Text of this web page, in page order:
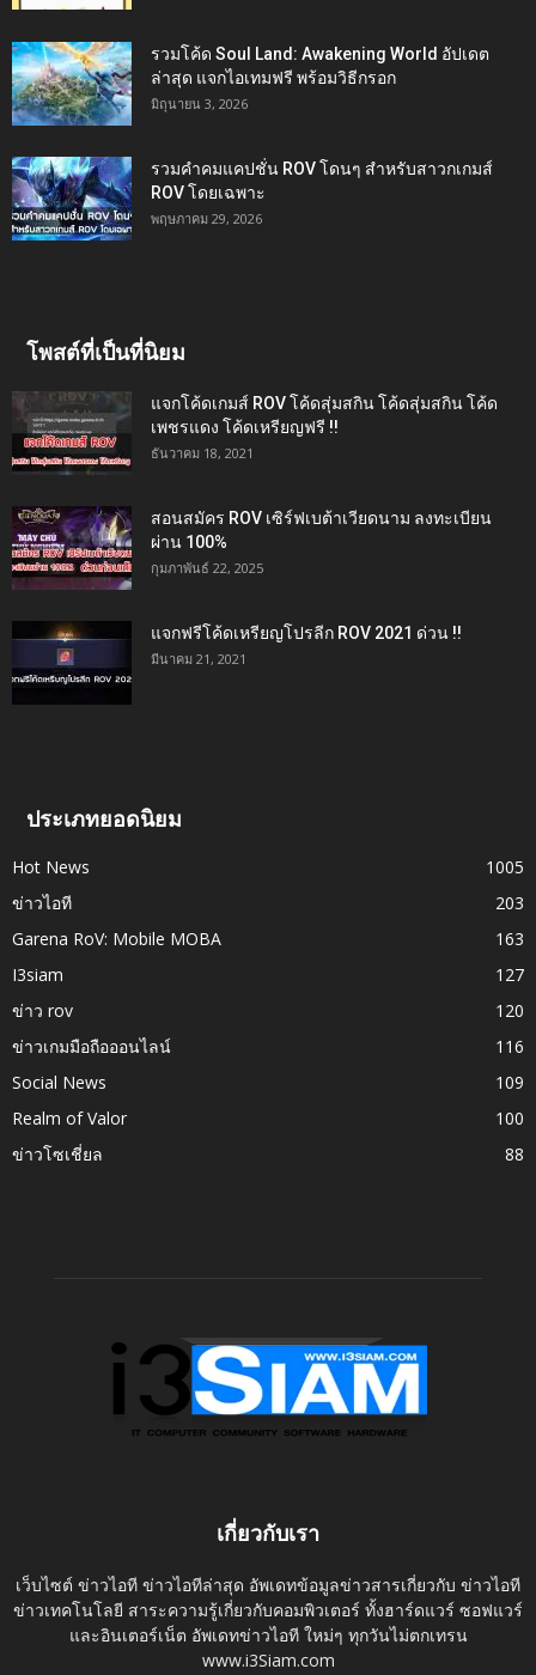
รวมโค้ด Soul Land: Awakening World อัปเดต
ล่าสุด แจกไอเทมฟรี พร้อมวิธีกรอก
มิถุนายน 3, 2026
รวมคำคมแคปชั่น ROV โดนๆ สำหรับสาวกเกมส์
ROV โดยเฉพาะ
พฤษภาคม 29, 2026
โพสต์ที่เป็นที่นิยม
แจกโค้ดเกมส์ ROV โค้ดสุ่มสกิน โค้ดสุ่มสกิน โค้ด
เพชรแดง โค้ดเหรียญฟรี !!
ธันวาคม 18, 2021
สอนสมัคร ROV เซิร์ฟเบต้าเวียดนาม ลงทะเบียน
ผ่าน 100%
กุมภาพันธ์ 22, 2025
แจกฟรีโค้ดเหรียญโปรลีก ROV 2021 ด่วน !!
มีนาคม 21, 2021
ประเภทยอดนิยม
Hot News
1005
ข่าวไอที
203
Garena RoV: Mobile MOBA
163
I3siam
127
ข่าว rov
120
ข่าวเกมมือถือออนไลน์
116
Social News
109
Realm of Valor
100
ข่าวโซเชี่ยล
88
เกี่ยวกับเรา
เว็บไซต์ ข่าวไอที ข่าวไอทีล่าสุด อัพเดทข้อมูลข่าวสารเกี่ยวกับ ข่าวไอที
ข่าวเทคโนโลยี สาระความรู้เกี่ยวกับคอมพิวเตอร์ ทั้งฮาร์ดแวร์ ซอฟแวร์
และอินเตอร์เน็ต อัพเดทข่าวไอที ใหม่ๆ ทุกวันไม่ตกเทรน
www.i3Siam.com